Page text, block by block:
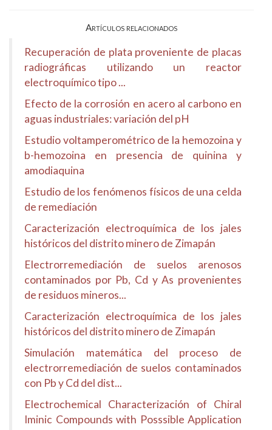
Artículos relacionados
Recuperación de plata proveniente de placas
radiográficas utilizando un reactor
electroquímico tipo ...
Efecto de la corrosión en acero al carbono en
aguas industriales: variación del pH
Estudio voltamperométrico de la hemozoina y
b-hemozoina en presencia de quinina y
amodiaquina
Estudio de los fenómenos físicos de una celda
de remediación
Caracterización electroquímica de los jales
históricos del distrito minero de Zimapán
Electrorremediación de suelos arenosos
contaminados por Pb, Cd y As provenientes
de residuos mineros...
Caracterización electroquímica de los jales
históricos del distrito minero de Zimapán
Simulación matemática del proceso de
electrorremediación de suelos contaminados
con Pb y Cd del dist...
Electrochemical Characterización of Chiral
Iminic Compounds with Posssible Application